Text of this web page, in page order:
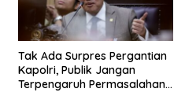
Tak Ada Surpres Pergantian
Kapolri, Publik Jangan
Terpengaruh Permasalahan